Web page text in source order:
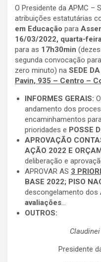
O Presidente da APMC –
atribuições estatutárias
em Educação para
16/03/2022, quarta-
para as 17h30min
segunda convocação
zero minuto) na SEDE
Pavin, 935 – Centro –
INFORMES GERAIS:
andamento dos
encaminhamentos
prioridades e POSSE
APROVAÇÃO
AÇÃO 2022 E
deliberação e
APROVAR AS 3
BASE 2022; PISO
descongelamento dos
avaliações…
OUTROS:
Presidente